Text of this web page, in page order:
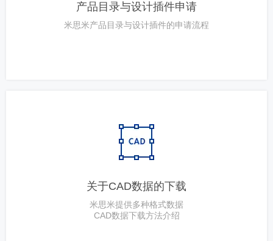
产品目录与设计插件申请
米思米产品目录与设计插件的申请流程
关于CAD数据的下载
米思米提供多种格式数据
CAD数据下载方法介绍